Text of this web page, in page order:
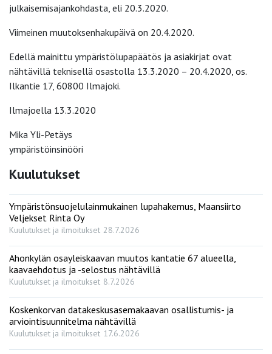
julkaisemisajankohdasta, eli 20.3.2020.
Viimeinen muutoksenhakupäivä on 20.4.2020.
Edellä mainittu ympäristölupapäätös ja asiakirjat ovat
nähtävillä teknisellä osastolla 13.3.2020 – 20.4.2020, os.
Ilkantie 17, 60800 Ilmajoki.
Ilmajoella 13.3.2020
Mika Yli-Petäys
ympäristöinsinööri
Kuulutukset
Ympäristönsuojelulainmukainen lupahakemus, Maansiirto
Veljekset Rinta Oy
Kuulutukset ja ilmoitukset 28.7.2026
Ahonkylän osayleiskaavan muutos kantatie 67 alueella,
kaavaehdotus ja -selostus nähtävillä
Kuulutukset ja ilmoitukset 8.7.2026
Koskenkorvan datakeskusasemakaavan osallistumis- ja
arviointisuunnitelma nähtävillä
Kuulutukset ja ilmoitukset 17.6.2026